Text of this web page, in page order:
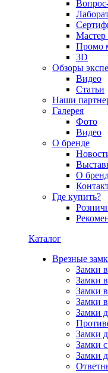
Мастер
Промо
3D
Обзоры
Видео
Статьи
Наши
Галерея
Фото
Видео
О бренде
О
Где купить?
Каталог
Врезные
Замки
Замки
Замки
Замки
Замки
Замки
Замки
Замки